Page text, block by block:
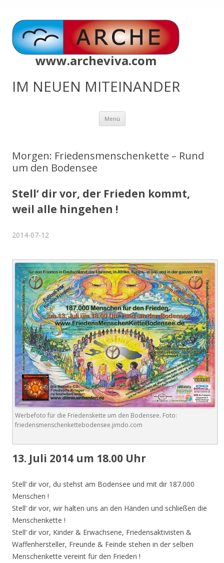
www.archeviva.com
IM NEUEN MITEINANDER
Menü Zum
springen
Morgen: Friedensmenschenkette – Rund
um den Bodensee
Stell‘ dir vor, der Frieden kommt,
weil alle hingehen !
2014-07-12
Werbefoto für die Friedenskette um den Bodensee. Foto:
friedensmenschenkettebodensee.jimdo.com
13. Juli 2014 um 18.00 Uhr
Stell‘ dir vor, du stehst am Bodensee und mit dir 187.000
Menschen !
Stell‘ dir vor, wir halten uns an den Händen und schließen die
Menschenkette !
Stell‘ dir vor, Kinder & Erwachsene, Friedensaktivisten &
Waffenhersteller, Freunde & Feinde stehen in der selben
Menschenkette vereint für den Frieden !